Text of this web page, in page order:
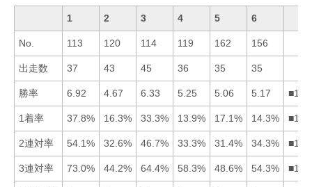
1 2 3 4 5 6
No. 113 120 114 119 162 156
出走数 37 43 45 36 35 35
勝率 6.92 4.67 6.33 5.25 5.06 5.17
1着率 37.8% 16.3% 33.3% 13.9% 17.1% 14.3%
2連対率 54.1% 32.6% 46.7% 33.3% 31.4% 34.3%
3連対率 73.0% 44.2% 64.4% 58.3% 48.6% 54.3%